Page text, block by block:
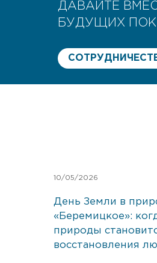
ДАВАЙТЕ
БУДУЩИХ
10/05/2026
День Земли в
«Беремицкое»:
природы
восстановления